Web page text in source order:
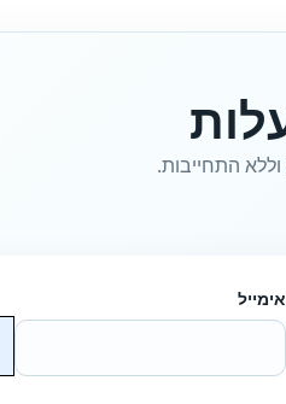
התחייבות.
אימייל